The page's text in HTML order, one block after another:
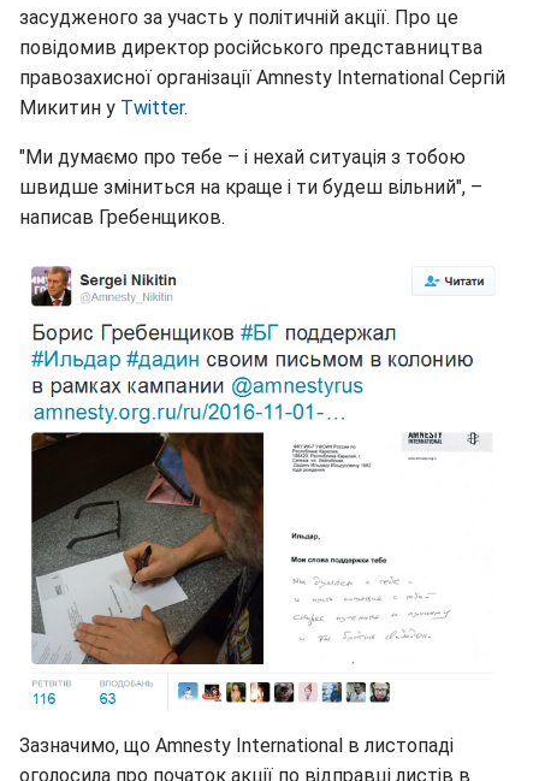
засудженого за участь у політичній акції. Про це
повідомив директор російського представництва
правозахисної організації Amnesty International Сергій
Микитин у Twitter.
"Ми думаємо про тебе – і нехай ситуація з тобою
швидше зміниться на краще і ти будеш вільний", –
написав Гребенщиков.
Зазначимо, що Amnesty International в листопаді
оголосила про початок акції по відправці листів в